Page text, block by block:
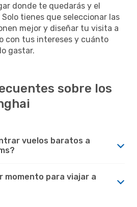
donde te quedarás y el
tienes que seleccionar las
mejor y diseñar tu visita a
con tus intereses y cuánto
gastar.
sobre los
vuelos baratos a
momento para viajar a